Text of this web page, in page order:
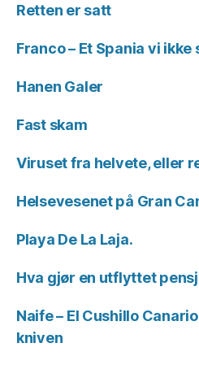
Retten er satt
Franco – Et Spania vi ikke
Hanen Galer
Fast skam
Viruset fra helvete, eller
Helsevesenet på Gran
Playa De La Laja.
Hva gjør en utflyttet
Naife – El Cushillo
kniven